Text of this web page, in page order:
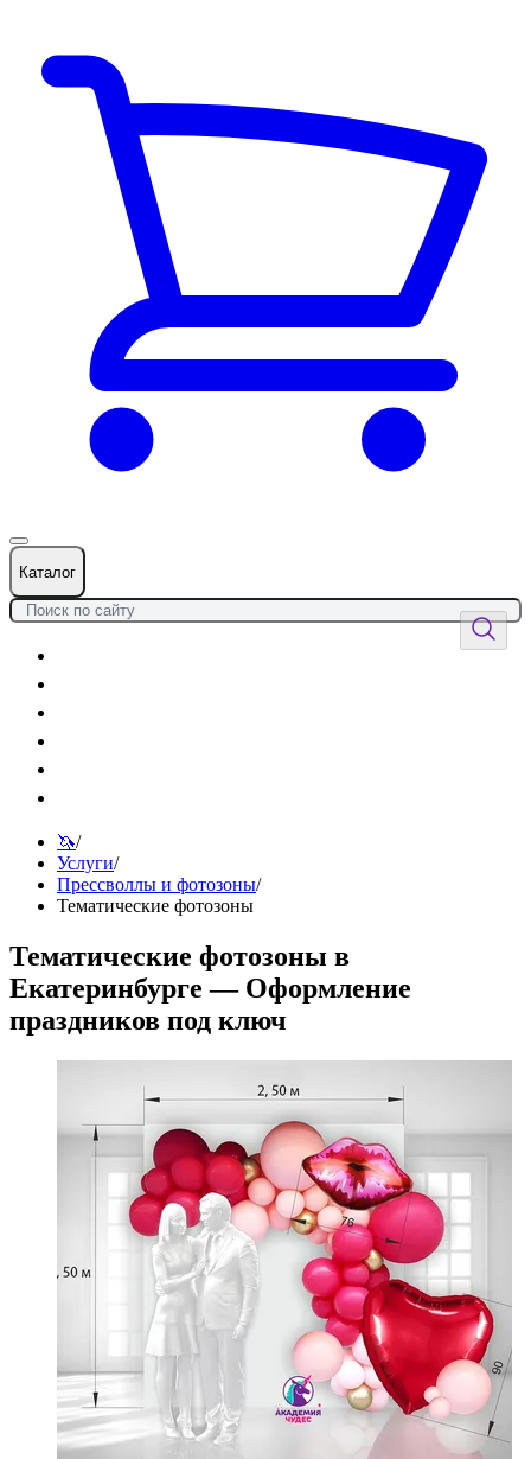
Каталог
🦄/
Услуги/
Прессволлы и фотозоны/
Тематические фотозоны
Тематические фотозоны в
Екатеринбурге — Оформление
праздников под ключ